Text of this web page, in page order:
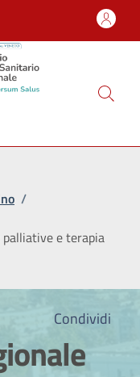
/
e terapia
Condividi